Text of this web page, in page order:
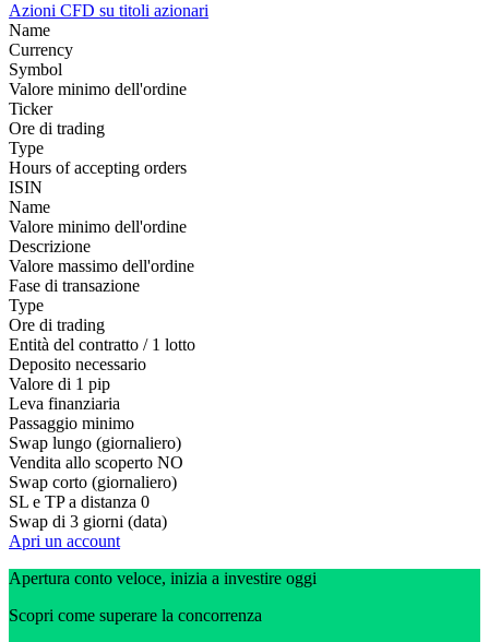
Azioni CFD su titoli azionari
Name
Currency
Symbol
Valore minimo dell'ordine
Ticker
Ore di trading
Type
Hours of accepting orders
ISIN
Name
Valore minimo dell'ordine
Descrizione
Valore massimo dell'ordine
Fase di transazione
Type
Ore di trading
Entità del contratto / 1 lotto
Deposito necessario
Valore di 1 pip
Leva finanziaria
Passaggio minimo
Swap lungo (giornaliero)
Vendita allo scoperto NO
Swap corto (giornaliero)
SL e TP a distanza 0
Swap di 3 giorni (data)
Apri un account
Apertura conto veloce, inizia a investire oggi
Scopri come superare la concorrenza